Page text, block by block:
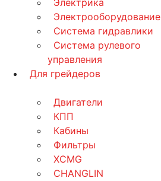
Электрика
Электрооборудование
Система гидравлики
Система рулевого
управления
Для грейдеров
Двигатели
КПП
Кабины
Фильтры
XCMG
CHANGLIN